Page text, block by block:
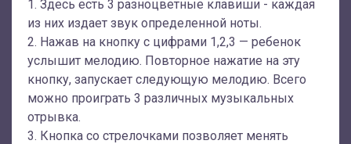
1. Здесь есть 3 разноцветные клавиши - каждая
из них издает звук определенной ноты.
2. Нажав на кнопку с цифрами 1,2,3 — ребенок
услышит мелодию. Повторное нажатие на эту
кнопку, запускает следующую мелодию. Всего
можно проиграть 3 различных музыкальных
отрывка.
3. Кнопка со стрелочками позволяет менять